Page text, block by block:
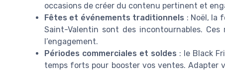
occasions de créer du contenu pertinent et
Fêtes et événements traditionnels : Noël, la
Saint-Valentin sont des incontournables.
l’engagement.
Périodes commerciales et soldes : le Black
temps forts pour booster vos ventes. Adapter